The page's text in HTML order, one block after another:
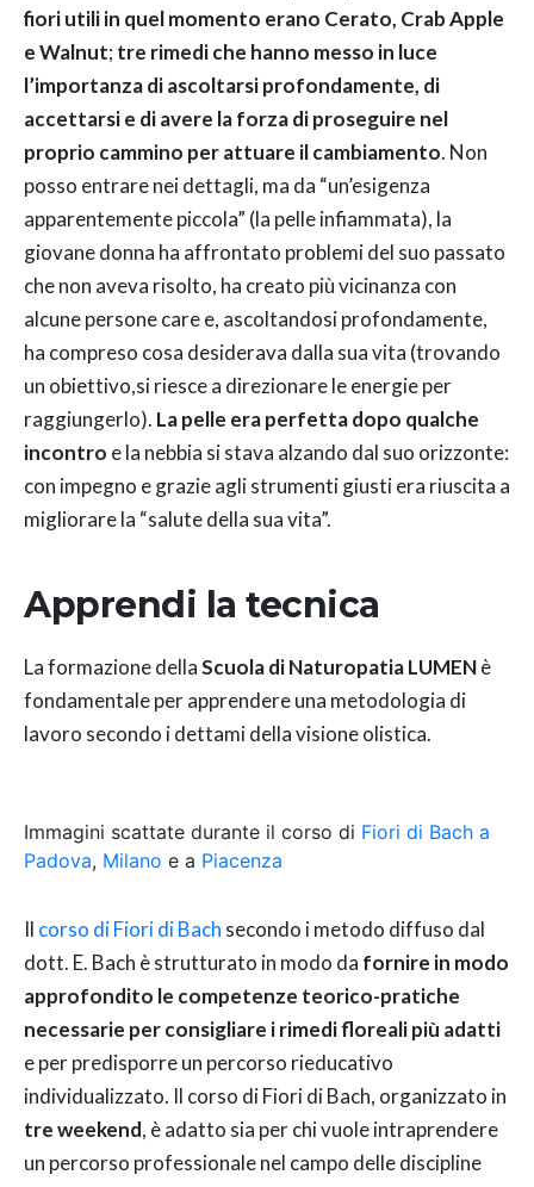
fiori utili in quel momento erano Cerato, Crab Apple
e Walnut; tre rimedi che hanno messo in luce
l’importanza di ascoltarsi profondamente, di
accettarsi e di avere la forza di proseguire nel
proprio cammino per attuare il cambiamento. Non
posso entrare nei dettagli, ma da “un’esigenza
apparentemente piccola” (la pelle infiammata), la
giovane donna ha affrontato problemi del suo passato
che non aveva risolto, ha creato più vicinanza con
alcune persone care e, ascoltandosi profondamente,
ha compreso cosa desiderava dalla sua vita (trovando
un obiettivo,si riesce a direzionare le energie per
raggiungerlo). La pelle era perfetta dopo qualche
incontro e la nebbia si stava alzando dal suo orizzonte:
con impegno e grazie agli strumenti giusti era riuscita a
migliorare la “salute della sua vita”.
Apprendi la tecnica
La formazione dellaScuola di Naturopatia LUMENè
fondamentale per apprendere una metodologia di
lavoro secondo i dettami della visione olistica.
Immagini scattate durante il corso di Fiori di Bach a
Padova, Milano e a Piacenza
Il corso di Fiori di Bach secondo i metodo diffuso dal
dott. E. Bach è strutturato in modo da fornire in modo
approfondito le competenze teorico-pratiche
necessarie per consigliare i rimedi floreali più adatti
e per predisporre un percorso rieducativo
individualizzato. Il corso di Fiori di Bach, organizzato in
tre weekend, è adatto sia per chi vuole intraprendere
un percorso professionale nel campo delle discipline